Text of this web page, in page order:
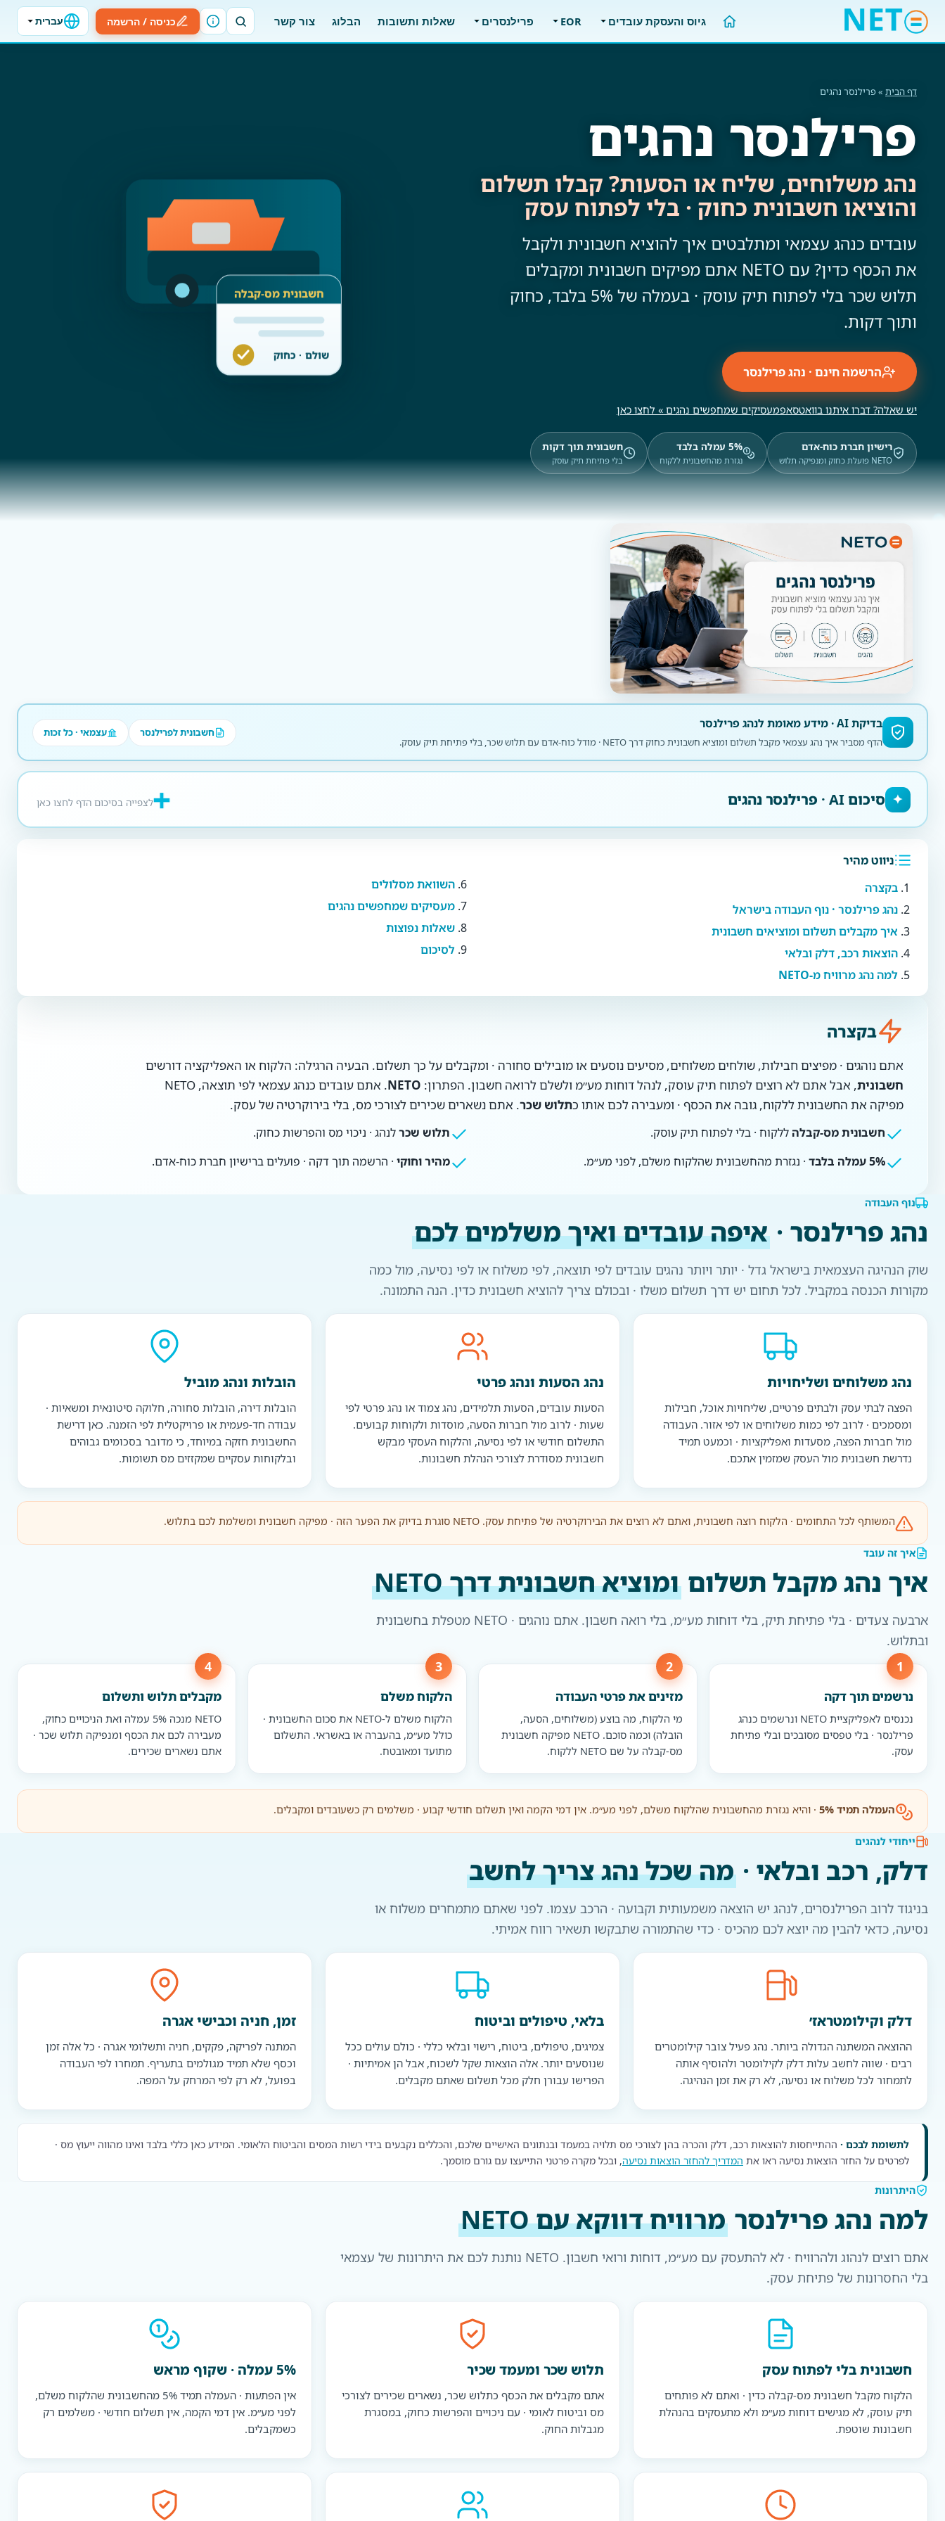
גיוס והעסקת עובדים EOR פרילנסרים שאלות ותשובות הבלוג צור קשר כניסה / הרשמה עברית
דף הבית » פרילנסר נהגים
פרילנסר נהגים
נהג משלוחים, שליח או הסעות? קבלו תשלום
והוציאו חשבונית כחוק · בלי לפתוח עסק
עובדים כנהג עצמאי ומתלבטים איך להוציא חשבונית ולקבל
את הכסף כדין? עם NETO אתם מפיקים חשבונית ומקבלים
תלוש שכר בלי לפתוח תיק עוסק · בעמלה של 5% בלבד, כחוק
ותוך דקות.
הרשמה חינם · נהג פרילנסר
יש שאלה? דברו איתנו בוואטסאפמעסיקים שמחפשים נהגים » לחצו כאן
רישיון חברת כוח-אדם
NETO פועלת כחוק ומנפיקה תלוש
5% עמלה בלבד
נגזרת מהחשבונית ללקוח
חשבונית תוך דקות
בלי פתיחת תיק עוסק
חשבונית מס-קבלה
שולם · כחוק
בדיקת AI · מידע מאומת לנהג פרילנסר
הדף מסביר איך נהג עצמאי מקבל תשלום ומוציא חשבונית כחוק דרך NETO · מודל כוח-אדם עם תלוש שכר, בלי פתיחת תיק עוסק.
חשבונית לפרילנסר עצמאי · כל זכות
✦ סיכום AI · פרילנסר נהגים לצפייה בסיכום הדף לחצו כאן
ניווט מהיר
בקצרה
נהג פרילנסר · נוף העבודה בישראל
איך מקבלים תשלום ומוציאים חשבונית
הוצאות רכב, דלק ובלאי
למה נהג מרוויח מ-NETO
השוואת מסלולים
מעסיקים שמחפשים נהגים
שאלות נפוצות
לסיכום
בקצרה
אתם נוהגים · מפיצים חבילות, שולחים משלוחים, מסיעים נוסעים או מובילים סחורה · ומקבלים על כך תשלום. הבעיה הרגילה: הלקוח או האפליקציה דורשים
חשבונית, אבל אתם לא רוצים לפתוח תיק עוסק, לנהל דוחות מע״מ ולשלם לרואה חשבון. הפתרון: NETO
. אתם עובדים כנהג עצמאי לפי תוצאה, NETO
מפיקה את החשבונית ללקוח, גובה את הכסף · ומעבירה לכם אותו כתלוש שכר. אתם נשארים שכירים לצורכי מס, בלי בירוקרטיה של עסק.
חשבונית מס-קבלה ללקוח · בלי לפתוח תיק עוסק. תלוש שכרלנהג · ניכוי מס והפרשות כחוק.
5% עמלה בלבד
· נגזרת מהחשבונית שהלקוח משלם, לפני מע״מ. מהיר וחוקי · הרשמה תוך דקה · פועלים ברישיון חברת כוח-אדם.
נוף העבודה
נהג פרילנסר · איפה עובדים ואיך משלמים לכם
שוק הנהיגה העצמאית בישראל גדל · יותר ויותר נהגים עובדים לפי תוצאה, לפי משלוח או לפי נסיעה, מול כמה
מקורות הכנסה במקביל. לכל תחום יש דרך תשלום משלו · ובכולם צריך להוציא חשבונית כדין. הנה התמונה.
נהג משלוחים ושליחויות
הפצה לבתי עסק ולבתים פרטיים, שליחויות אוכל, חבילות
ומסמכים · לרוב לפי כמות משלוחים או לפי אזור. העבודה
מול חברות הפצה, מסעדות ואפליקציות · וכמעט תמיד
נדרשת חשבונית מול העסק שמזמין אתכם.
נהג הסעות ונהג פרטי
הסעות עובדים, הסעות תלמידים, נהג צמוד או נהג פרטי לפי
שעות · לרוב מול חברות הסעה, מוסדות ולקוחות קבועים.
התשלום חודשי או לפי נסיעה, והלקוח העסקי מבקש
חשבונית מסודרת לצורכי הנהלת חשבונות.
הובלות ונהג מוביל
הובלות דירה, הובלות סחורה, חלוקה סיטונאית ומשאיות ·
עבודה חד-פעמית או פרויקטלית לפי הזמנה. כאן דרישת
החשבונית חזקה במיוחד, כי מדובר בסכומים גבוהים
ובלקוחות עסקיים שמקזזים מס תשומות.
המשותף לכל התחומים · הלקוח רוצה חשבונית, ואתם לא רוצים את הבירוקרטיה של פתיחת עסק. NETO סוגרת בדיוק את הפער הזה · מפיקה חשבונית ומשלמת לכם בתלוש.
איך זה עובד
איך נהג מקבל תשלום ומוציא חשבונית דרך NETO
ארבעה צעדים · בלי פתיחת תיק, בלי דוחות מע״מ, בלי רואה חשבון. אתם נוהגים · NETO מטפלת בחשבונית
ובתלוש.
נרשמים תוך דקה
נכנסים לאפליקציית NETO ונרשמים כנהג
פרילנסר · בלי טפסים מסובכים ובלי פתיחת
עסק.
מזינים את פרטי העבודה
מי הלקוח, מה בוצע (משלוחים, הסעה,
הובלה) וכמה סוכם. NETO מפיקה חשבונית
מס-קבלה על שם NETO ללקוח.
הלקוח משלם
הלקוח משלם ל-NETO את סכום החשבונית ·
כולל מע״מ, בהעברה או באשראי. התשלום
מתועד ומאובטח.
מקבלים תלוש ותשלום
NETO מנכה 5% עמלה ואת הניכויים כחוק,
מעבירה לכם את הכסף ומנפיקה תלוש שכר ·
אתם נשארים שכירים.
העמלה תמיד 5% · והיא נגזרת מהחשבונית שהלקוח משלם, לפני מע״מ. אין דמי הקמה ואין תשלום חודשי קבוע · משלמים רק כשעובדים ומקבלים.
ייחודי לנהגים
דלק, רכב ובלאי · מה שכל נהג צריך לחשב
בניגוד לרוב הפרילנסרים, לנהג יש הוצאה משמעותית וקבועה · הרכב עצמו. לפני שאתם מתמחרים משלוח או
נסיעה, כדאי להבין מה יוצא לכם מהכיס · כדי שהתמורה שתבקשו תשאיר רווח אמיתי.
דלק וקילומטראז׳
ההוצאה המשתנה הגדולה ביותר. נהג פעיל צובר קילומטרים
רבים · שווה לחשב עלות דלק לקילומטר ולהוסיף אותה
לתמחור לכל משלוח או נסיעה, לא רק את זמן הנהיגה.
בלאי, טיפולים וביטוח
צמיגים, טיפולים, ביטוח, רישוי ובלאי כללי · כולם עולים ככל
שנוסעים יותר. אלה הוצאות שקל לשכוח, אבל הן אמיתיות ·
הפרישו עבורן חלק מכל תשלום שאתם מקבלים.
זמן, חניה וכבישי אגרה
המתנה לפריקה, פקקים, חניה ותשלומי אגרה · כל אלה זמן
וכסף שלא תמיד מגולמים בתעריף. תמחרו לפי העבודה
בפועל, לא רק לפי המרחק על המפה.
לתשומת לבכם · ההתייחסות להוצאות רכב, דלק והכרה בהן לצורכי מס תלויה במעמד ובנתונים האישיים שלכם, והכללים נקבעים בידי רשות המסים והביטוח הלאומי. המידע כאן כללי בלבד ואינו מהווה ייעוץ מס ·
לפרטים על החזר הוצאות נסיעה ראו את המדריך להחזר הוצאות נסיעה, ובכל מקרה פרטני התייעצו עם גורם מוסמך.
היתרונות
למה נהג פרילנסר מרוויח דווקא עם NETO
אתם רוצים לנהוג ולהרוויח · לא להתעסק עם מע״מ, דוחות ורואי חשבון. NETO נותנת לכם את היתרונות של עצמאי
בלי החסרונות של פתיחת עסק.
חשבונית בלי לפתוח עסק
הלקוח מקבל חשבונית מס-קבלה כדין · ואתם לא פותחים
תיק עוסק, לא מגישים דוחות מע״מ ולא מתעסקים בהנהלת
חשבונות שוטפת.
תלוש שכר ומעמד שכיר
אתם מקבלים את הכסף כתלוש שכר, נשארים שכירים לצורכי
מס וביטוח לאומי · עם ניכויים והפרשות כחוק, במסגרת
מגבלות החוק.
5% עמלה · שקוף מראש
אין הפתעות · העמלה תמיד 5% מהחשבונית שהלקוח משלם,
לפני מע״מ. אין דמי הקמה, אין תשלום חודשי · משלמים רק
כשמקבלים.